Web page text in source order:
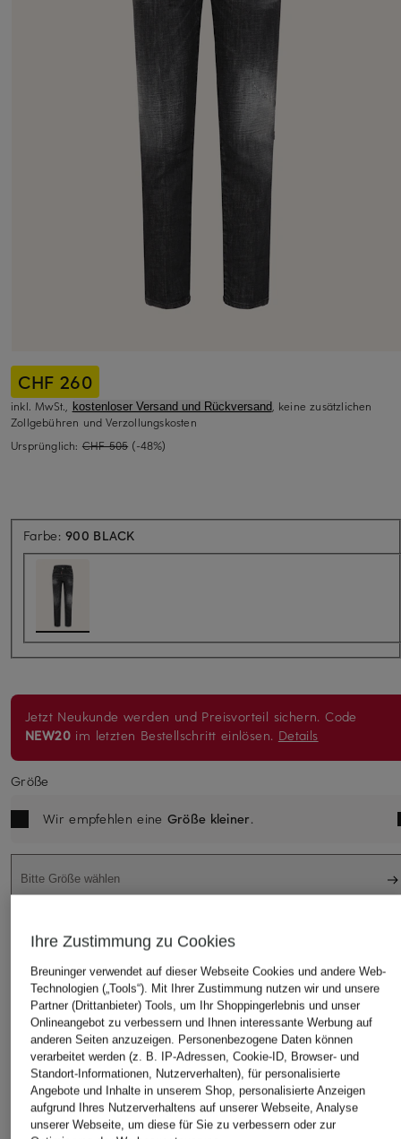
CHF 260
inkl. MwSt., kostenloser Versand und Rückversand, keine zusätzlichen
Zollgebühren und Verzollungskosten
Ursprünglich: CHF 505 (-48%)
Farbe:900 BLACK
Jetzt Neukunde werden und Preisvorteil sichern. Code
NEW20 im letzten Bestellschritt einlösen. Details
Größe
Wir empfehlen eine Größe kleiner.
Bitte Größe wählen
IN DEN WARENKORB
STILVOLLE EMPFEHLUNGEN FÜR SIE
Ihre Zustimmung zu Cookies
Breuninger verwendet auf dieser Webseite Cookies und andere Web-
Technologien („Tools“). Mit Ihrer Zustimmung nutzen wir und unsere
Partner (Drittanbieter) Tools, um Ihr Shoppingerlebnis und unser
Onlineangebot zu verbessern und Ihnen interessante Werbung auf
anderen Seiten anzuzeigen. Personenbezogene Daten können
verarbeitet werden (z. B. IP-Adressen, Cookie-ID, Browser- und
Standort-Informationen, Nutzerverhalten), für personalisierte
Angebote und Inhalte in unserem Shop, personalisierte Anzeigen
aufgrund Ihres Nutzerverhaltens auf unserer Webseite, Analyse
unserer Webseite, um diese für Sie zu verbessern oder zur